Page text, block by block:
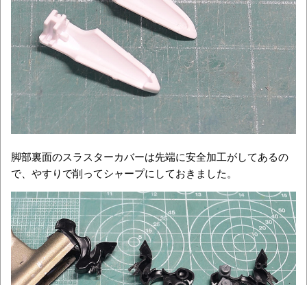
脚部裏面のスラスターカバーは先端に安全加工がしてあるの
で、やすりで削ってシャープにしておきました。